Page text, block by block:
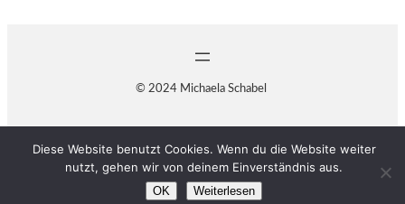
© 2024 Michaela Schabel
Diese Website benutzt Cookies. Wenn du die Website weiter
nutzt, gehen wir von deinem Einverständnis aus.
OK Weiterlesen